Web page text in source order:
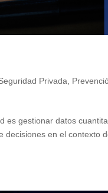
Privada
es gestionar datos
decisiones en el contexto